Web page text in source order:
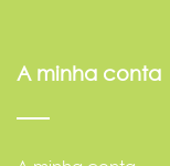
A minha conta